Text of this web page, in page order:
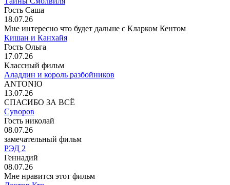
Гость Саша
18.07.26
Мне интересно что будет дальше с Кларком Кентом
Кишан и Канхайя
Гость Ольга
17.07.26
Классный фильм
Аладдин и король разбойников
ANTONIO
13.07.26
СПАСИБО ЗА ВСЁ
Суворов
Гость николай
08.07.26
замечательный фильм
РЭД 2
Геннадий
08.07.26
Мне нравится этот фильм